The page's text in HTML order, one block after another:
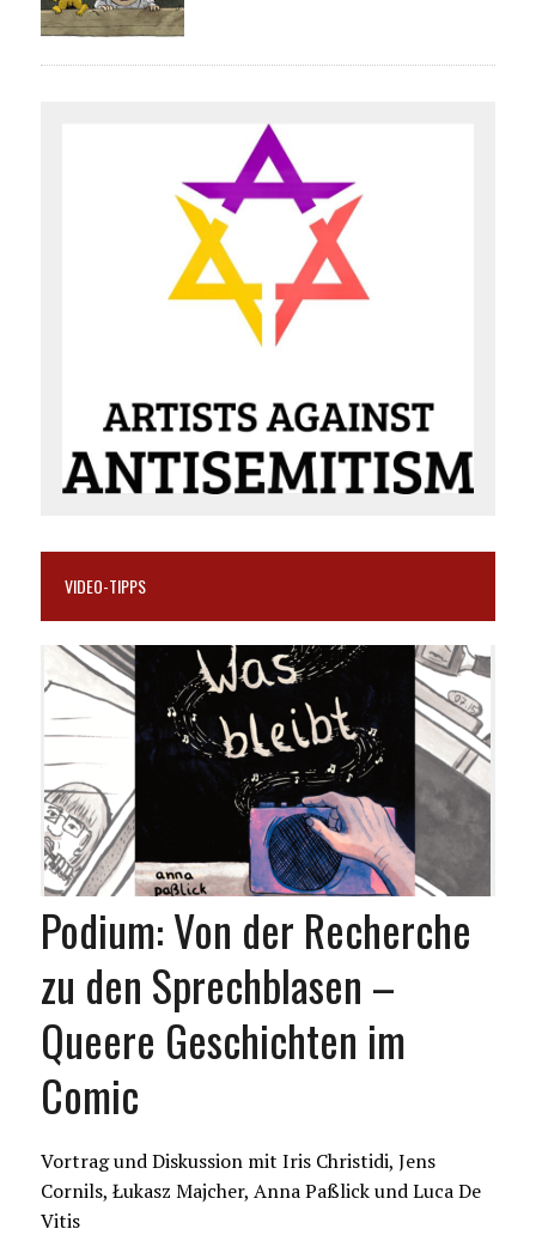
VIDEO-TIPPS
Podium: Von der Recherche
zu den Sprechblasen –
Queere Geschichten im
Comic
Vortrag und Diskussion mit Iris Christidi, Jens
Cornils, Łukasz Majcher, Anna Paßlick und Luca De
Vitis